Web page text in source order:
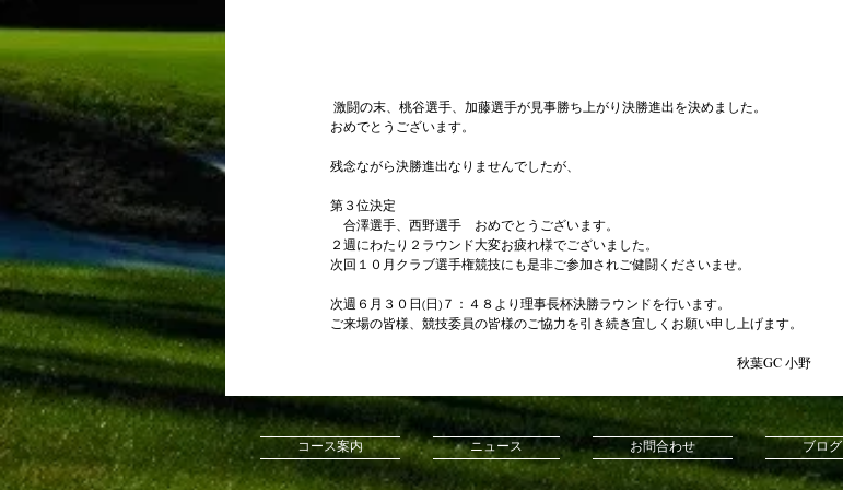
激闘の末、桃谷選手、加藤選手が見事勝ち上がり決勝進出を決めました。
おめでとうございます。
残念ながら決勝進出なりませんでしたが、
第３位決定
合澤選手、西野選手　おめでとうございます。
２週にわたり２ラウンド大変お疲れ様でございました。
次回１０月クラブ選手権競技にも是非ご参加されご健闘くださいませ。
次週６月３０日(日)７：４８より理事長杯決勝ラウンドを行います。
ご来場の皆様、競技委員の皆様のご協力を引き続き宜しくお願い申し上げます。
秋葉GC 小野
コース案内 ニュース お問合わせ ブログ